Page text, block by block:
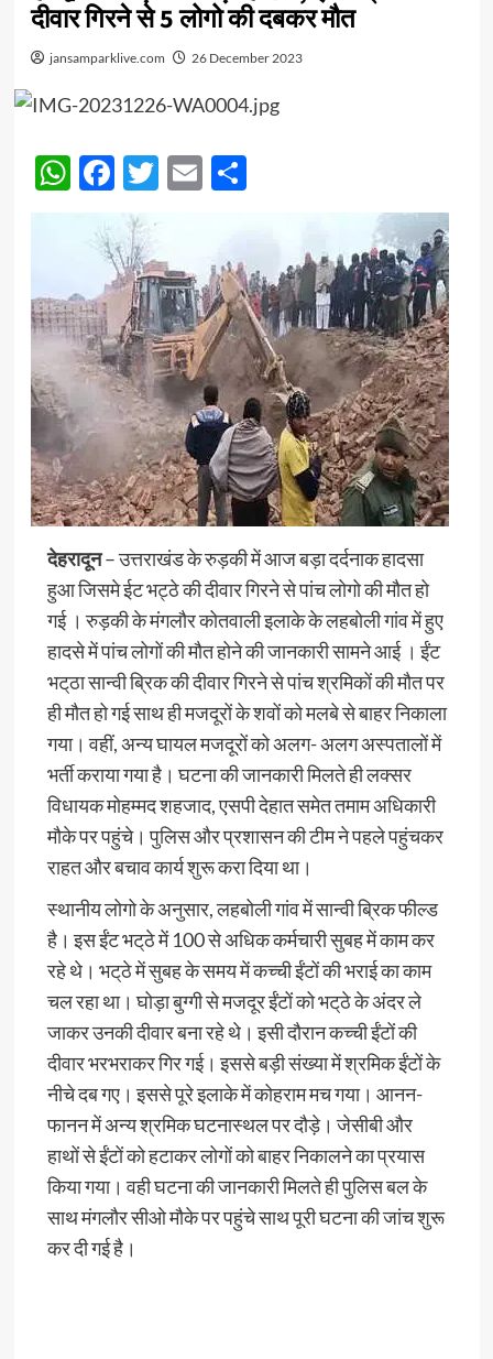
दीवार गिरने से 5 लोगो की दबकर मौत
jansamparklive.com 26 December 2023
WhatsApp
Facebook
Twitter
EmailShare
देहरादून– उत्तराखंड के रुड़की में आज बड़ा दर्दनाक हादसा
हुआ जिसमे ईट भट्ठे की दीवार गिरने से पांच लोगो की मौत हो
गई । रुड़की के मंगलौर कोतवाली इलाके के लहबोली गांव में हुए
हादसे में पांच लोगों की मौत होने की जानकारी सामने आई । ईंट
भट्‌ठा सान्वी ब्रिक की दीवार गिरने से पांच श्रमिकों की मौत पर
ही मौत हो गई साथ ही मजदूरों के शवों को मलबे से बाहर निकाला
गया। वहीं, अन्य घायल मजदूरों को अलग- अलग अस्पतालों में
भर्ती कराया गया है। घटना की जानकारी मिलते ही लक्सर
विधायक मोहम्मद शहजाद, एसपी देहात समेत तमाम अधिकारी
मौके पर पहुंचे। पुलिस और प्रशासन की टीम ने पहले पहुंचकर
राहत और बचाव कार्य शुरू करा दिया था।
स्थानीय लोगो के अनुसार, लहबोली गांव में सान्वी ब्रिक फील्ड
है। इस ईंट भट्‌ठे में 100 से अधिक कर्मचारी सुबह में काम कर
रहे थे। भट्‌ठे में सुबह के समय में कच्ची ईंटों की भराई का काम
चल रहा था। घोड़ा बुग्गी से मजदूर ईंटों को भट्‌ठे के अंदर ले
जाकर उनकी दीवार बना रहे थे। इसी दौरान कच्ची ईंटों की
दीवार भरभराकर गिर गई। इससे बड़ी संख्या में श्रमिक ईंटों के
नीचे दब गए। इससे पूरे इलाके में कोहराम मच गया। आनन-
फानन में अन्य श्रमिक घटनास्थल पर दौड़े। जेसीबी और
हाथों से ईंटों को हटाकर लोगों को बाहर निकालने का प्रयास
किया गया। वही घटना की जानकारी मिलते ही पुलिस बल के
साथ मंगलौर सीओ मौके पर पहुंचे साथ पूरी घटना की जांच शुरू
कर दी गई है।